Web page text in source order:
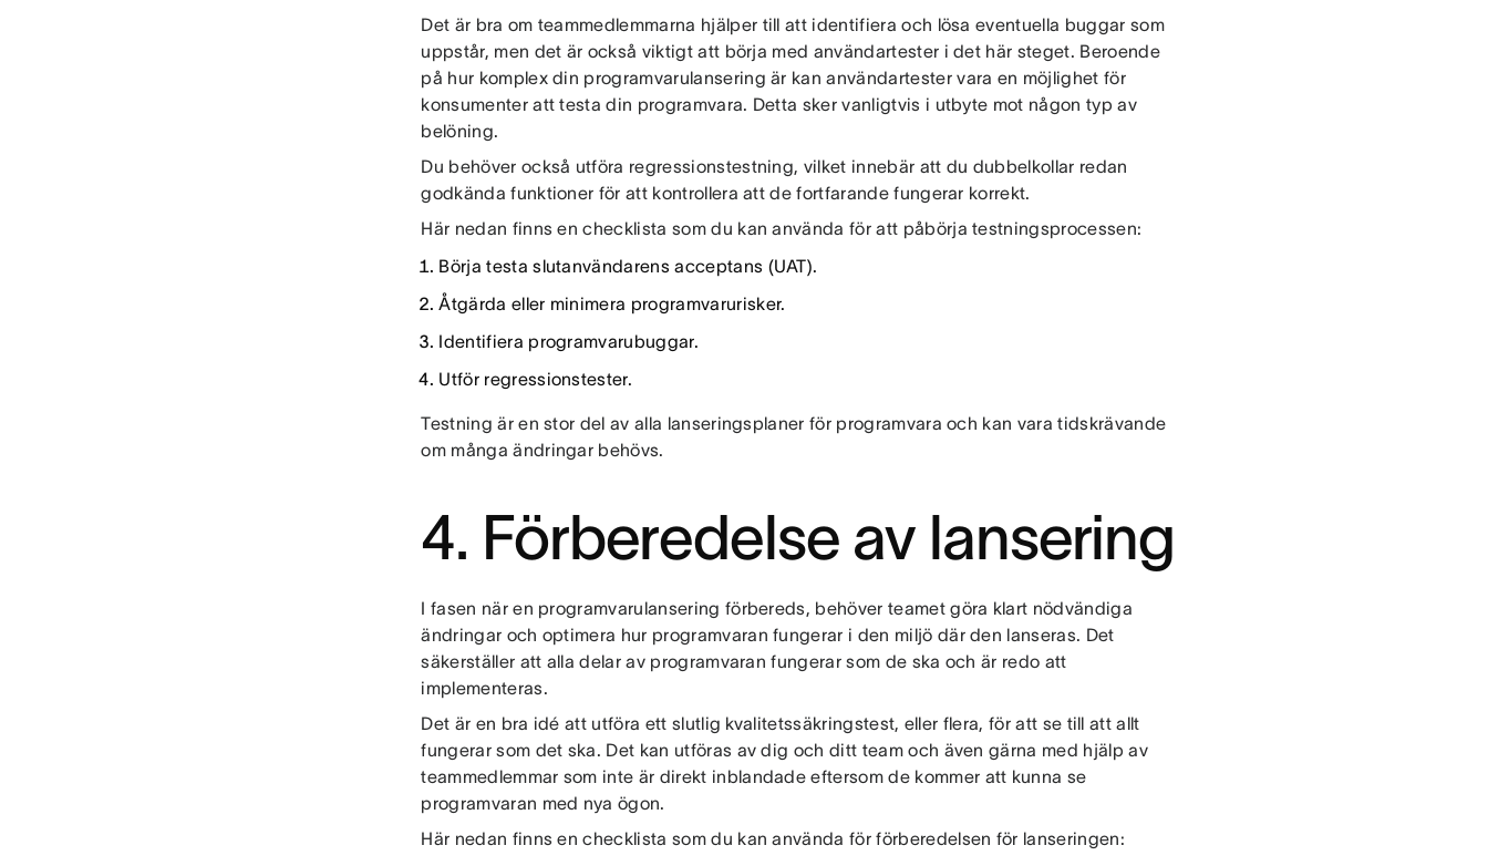
Det är bra om teammedlemmarna hjälper till att identifiera och lösa eventuella buggar som
uppstår, men det är också viktigt att börja med användartester i det här steget. Beroende
på hur komplex din programvarulansering är kan användartester vara en möjlighet för
konsumenter att testa din programvara. Detta sker vanligtvis i utbyte mot någon typ av
belöning.
Du behöver också utföra regressionstestning, vilket innebär att du dubbelkollar redan
godkända funktioner för att kontrollera att de fortfarande fungerar korrekt.
Här nedan finns en checklista som du kan använda för att påbörja testningsprocessen:
Börja testa slutanvändarens acceptans (UAT).
Åtgärda eller minimera programvarurisker.
Identifiera programvarubuggar.
Utför regressionstester.
Testning är en stor del av alla lanseringsplaner för programvara och kan vara tidskrävande
om många ändringar behövs.
4. Förberedelse av lansering
I fasen när en programvarulansering förbereds, behöver teamet göra klart nödvändiga
ändringar och optimera hur programvaran fungerar i den miljö där den lanseras. Det
säkerställer att alla delar av programvaran fungerar som de ska och är redo att
implementeras.
Det är en bra idé att utföra ett slutlig kvalitetssäkringstest, eller flera, för att se till att allt
fungerar som det ska. Det kan utföras av dig och ditt team och även gärna med hjälp av
teammedlemmar som inte är direkt inblandade eftersom de kommer att kunna se
programvaran med nya ögon.
Här nedan finns en checklista som du kan använda för förberedelsen för lanseringen: